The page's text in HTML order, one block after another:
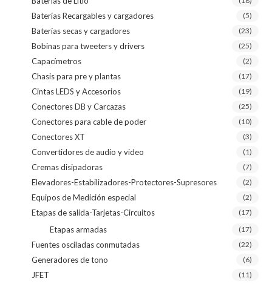
Baterías Recargables y cargadores (5)
Baterías secas y cargadores (23)
Bobinas para tweeters y drivers (25)
Capacímetros (2)
Chasis para pre y plantas (17)
Cintas LEDS y Accesorios (19)
Conectores DB y Carcazas (25)
Conectores para cable de poder (10)
Conectores XT (3)
Convertidores de audio y video (1)
Cremas disipadoras (7)
Elevadores-Estabilizadores-Protectores-Supresores (2)
Equipos de Medición especial (2)
Etapas de salida-Tarjetas-Circuitos (17)
Etapas armadas (17)
Fuentes osciladas conmutadas (22)
Generadores de tono (6)
JFET (11)